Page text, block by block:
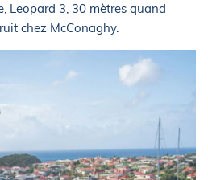
Leopard 3, 30 mètres quand
chez McConaghy.